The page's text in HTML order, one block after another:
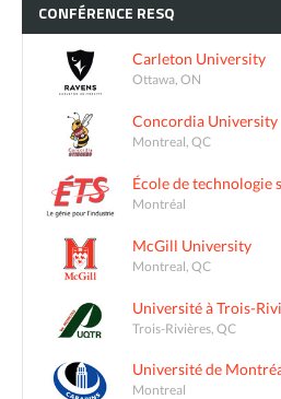
CONFÉRENCE RESQ
Carleton University
Ottawa, ON
Concordia University
Montreal, QC
École de technologie
Montréal
McGill University
Montreal, QC
Université à Trois-
Trois-Rivières, QC
Université de
Montreal